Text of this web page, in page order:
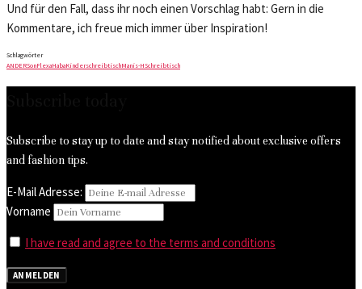
Und für den Fall, dass ihr noch einen Vorschlag habt: Gern in die
Kommentare, ich freue mich immer über Inspiration!
Schlagwörter
ANDERSonFlexaHabaKinderschreibtischManis-HSchreibtisch
Subscribe to stay up to date and stay notified about exclusive offers
and fashion tips.
E-Mail Adresse:
Vorname
I have read and agree to the terms and conditions
ANMELDEN